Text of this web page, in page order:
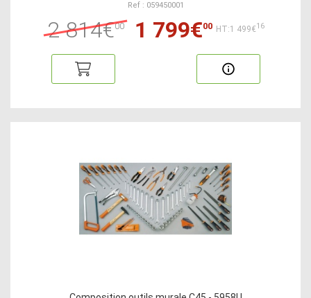
Ref : 059450001
2 814€00 1 799€00 HT:1 499€16